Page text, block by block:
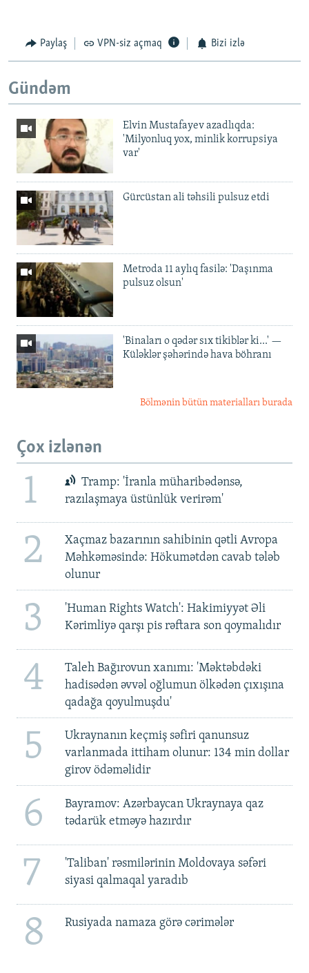
Paylaş VPN-siz açmaq Bizi izlə
Gündəm
Elvin Mustafayev azadlıqda:
'Milyonluq yox, minlik korrupsiya
var'
Gürcüstan ali təhsili pulsuz etdi
Metroda 11 aylıq fasilə: 'Daşınma
pulsuz olsun'
'Binaları o qədər sıx tikiblər ki...' —
Küləklər şəhərində hava böhranı
Bölmənin bütün materialları burada
Çox izlənən
1
Tramp: 'İranla müharibədənsə,
razılaşmaya üstünlük verirəm'
2
Xaçmaz bazarının sahibinin qətli Avropa
Məhkəməsində: Hökumətdən cavab tələb
olunur
3
'Human Rights Watch': Hakimiyyət Əli
Kərimliyə qarşı pis rəftara son qoymalıdır
4
Taleh Bağırovun xanımı: 'Məktəbdəki
hadisədən əvvəl oğlumun ölkədən çıxışına
qadağa qoyulmuşdu'
5
Ukraynanın keçmiş səfiri qanunsuz
varlanmada ittiham olunur: 134 min dollar
girov ödəməlidir
6
Bayramov: Azərbaycan Ukraynaya qaz
tədarük etməyə hazırdır
7
'Taliban' rəsmilərinin Moldovaya səfəri
siyasi qalmaqal yaradıb
8 Rusiyada namaza görə cərimələr